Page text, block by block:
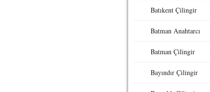
Batıkent Çilingir
Batman Anahtarcı
Batman Çilingir
Bayındır Çilingir